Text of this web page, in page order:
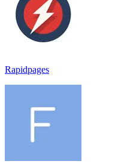
Rapidpages